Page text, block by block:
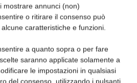
mostrare annunci (non)
o ritirare il consenso può
caratteristiche e funzioni.
a quanto sopra o per fare
saranno applicate solamente a
le impostazioni in qualsiasi